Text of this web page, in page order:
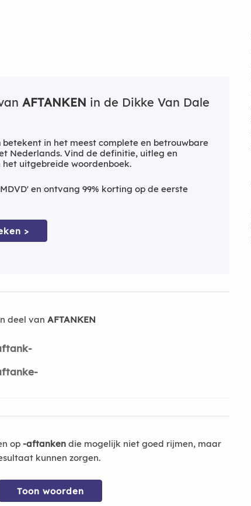
AFTANKEN in de Dikke Van Dale
betekent in het meest complete en betrouwbare
Nederlands. Vind de definitie, uitleg en
het uitgebreide woordenboek.
en ontvang 99% korting op de eerste
>
deel van AFTANKEN
op -aftanken die mogelijk niet goed rijmen, maar
kunnen zorgen.
Toon woorden